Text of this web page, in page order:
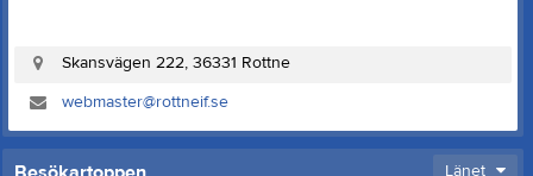
Skansvägen 222, 36331 Rottne
webmaster@rottneif.se
Länet